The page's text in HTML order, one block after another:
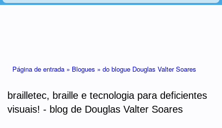
Página de entrada » Blogues » do blogue Douglas Valter Soares
brailletec, braille e tecnologia para deficientes
visuais! - blog de Douglas Valter Soares